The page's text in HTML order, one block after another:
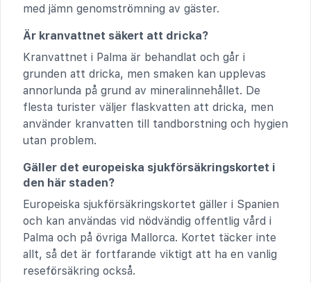
med jämn genomströmning av gäster.
Är kranvattnet säkert att dricka?
Kranvattnet i Palma är behandlat och går i
grunden att dricka, men smaken kan upplevas
annorlunda på grund av mineralinnehållet. De
flesta turister väljer flaskvatten att dricka, men
använder kranvatten till tandborstning och hygien
utan problem.
Gäller det europeiska sjukförsäkringskortet i
den här staden?
Europeiska sjukförsäkringskortet gäller i Spanien
och kan användas vid nödvändig offentlig vård i
Palma och på övriga Mallorca. Kortet täcker inte
allt, så det är fortfarande viktigt att ha en vanlig
reseförsäkring också.